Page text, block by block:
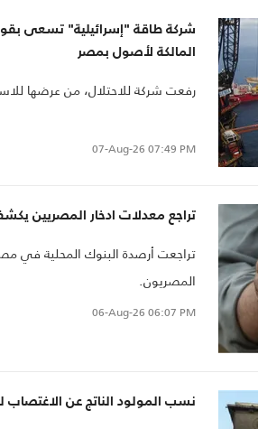
شركة طاقة "إسرائيلية" تسعى
المالكة لأصول بمصر
رفعت شركة للاحتلال، من عرضها
07-Aug-26 07:49 PM
تراجع معدلات ادخار المصريين
تراجعت أرصدة البنوك المحلية في
المصريون.
06-Aug-26 06:07 PM
نسب المولود الناتج عن الاغتصاب